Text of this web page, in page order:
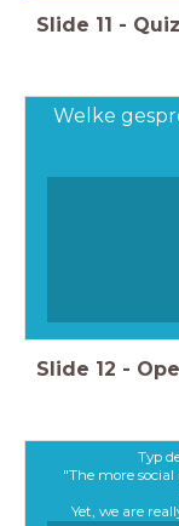
Slide 11 - Quiz
Welke
Slide 12 -
Typ
"The more
Yet, we are